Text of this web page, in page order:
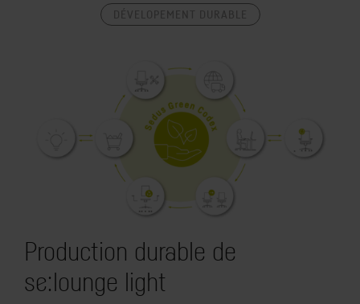
Production durable de
se:lounge light